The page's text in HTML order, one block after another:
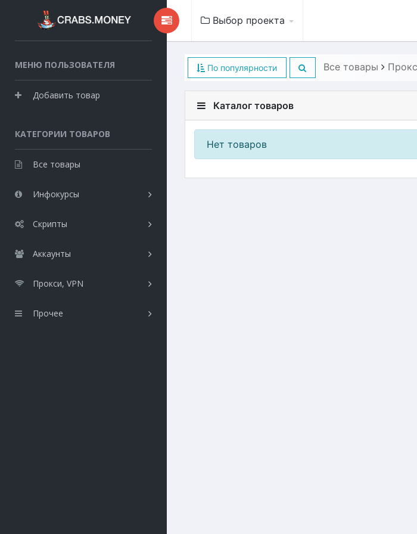
МЕНЮ ПОЛЬЗОВАТЕЛЯ
Добавить товар
КАТЕГОРИИ ТОВАРОВ
Все товары
Инфокурсы
Скрипты
Аккаунты
Прокси, VPN
Прочее
Выбор проекта
По популярности Все товары
Каталог товаров
Нет товаров